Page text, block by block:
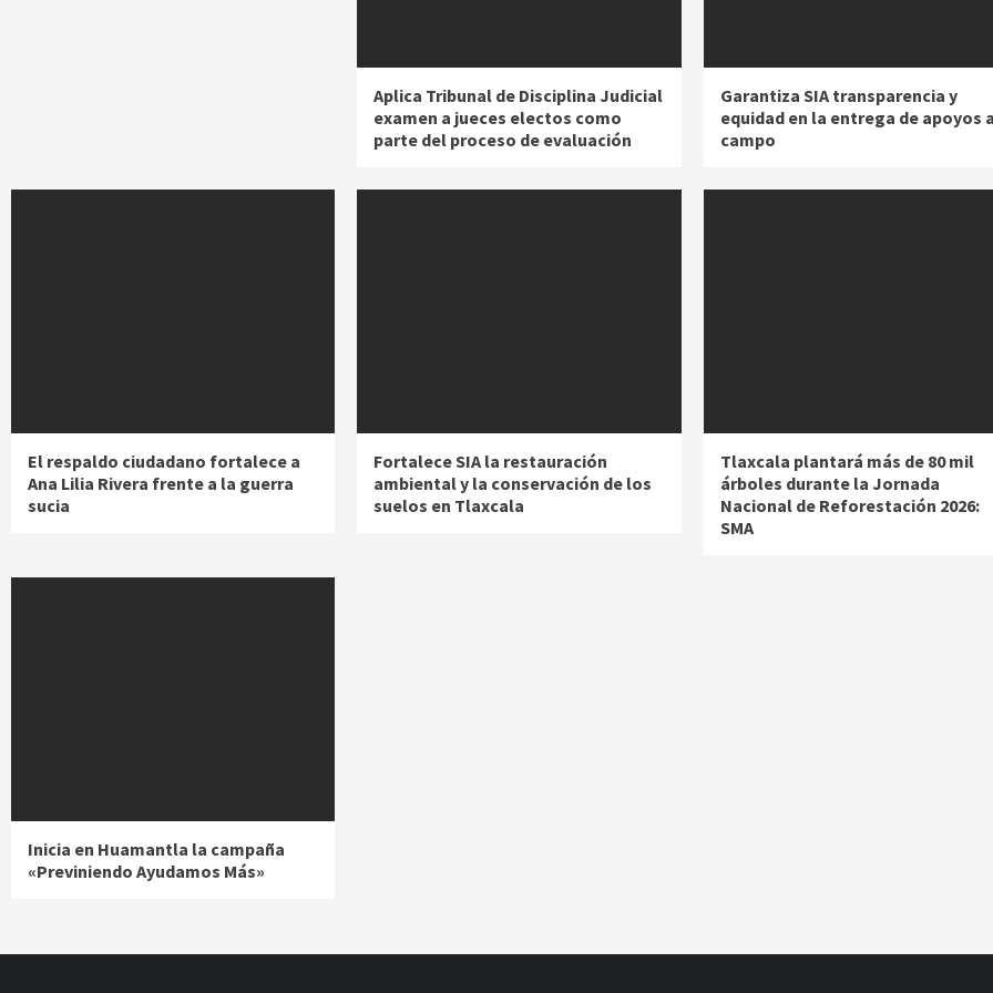
Aplica Tribunal de Disciplina Judicial
examen a jueces electos como
parte del proceso de evaluación
Garantiza SIA transparencia y
equidad en la entrega de apoyos
campo
El respaldo ciudadano fortalece a
Ana Lilia Rivera frente a la guerra
sucia
Fortalece SIA la restauración
ambiental y la conservación de los
suelos en Tlaxcala
Tlaxcala plantará más de 80 mil
árboles durante la Jornada
Nacional de Reforestación 2026:
SMA
Inicia en Huamantla la campaña
«Previniendo Ayudamos Más»